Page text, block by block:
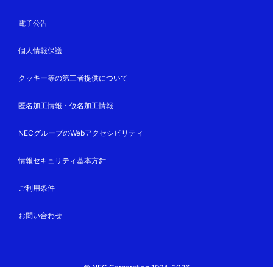
電子公告
個人情報保護
クッキー等の第三者提供について
匿名加工情報・仮名加工情報
NECグループのWebアクセシビリティ
情報セキュリティ基本方針
ご利用条件
お問い合わせ